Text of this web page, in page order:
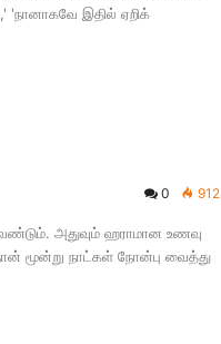
'நானாகவே இதில் ஏறிக்
0 912
அதுவும் ஹராமான உணவு
மூன்று நாட்கள் நோன்பு வைத்து